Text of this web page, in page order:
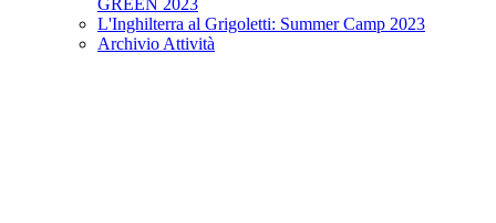
GREEN 2023
L'Inghilterra al Grigoletti: Summer Camp 2023
Archivio Attività